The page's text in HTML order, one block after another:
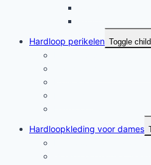
Hardloop perikelen Toggle
Hardloopkleding voor dames